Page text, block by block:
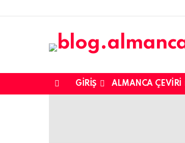
GIRIŞ ALMANCA ÇEVIRI